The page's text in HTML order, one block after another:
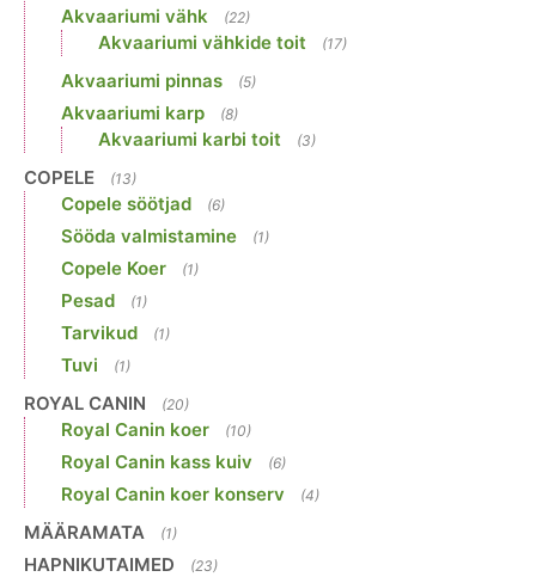
Akvaariumi vähk (22)
Akvaariumi vähkide toit (17)
Akvaariumi pinnas (5)
Akvaariumi karp (8)
Akvaariumi karbi toit (3)
COPELE (13)
Copele söötjad (6)
Sööda valmistamine (1)
Copele Koer (1)
Pesad (1)
Tarvikud (1)
Tuvi (1)
ROYAL CANIN (20)
Royal Canin koer (10)
Royal Canin kass kuiv (6)
Royal Canin koer konserv (4)
MÄÄRAMATA (1)
HAPNIKUTAIMED (23)